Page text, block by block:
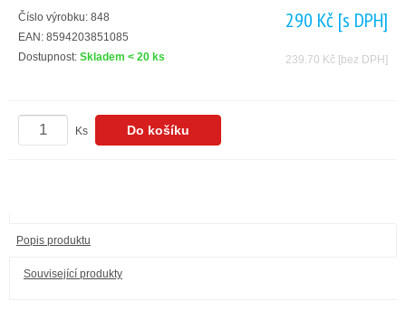
Číslo výrobku: 848
EAN: 8594203851085
Dostupnost: Skladem < 20 ks
290 Kč [s DPH]
239.70 Kč [bez DPH]
Ks
Popis produktu
Související produkty